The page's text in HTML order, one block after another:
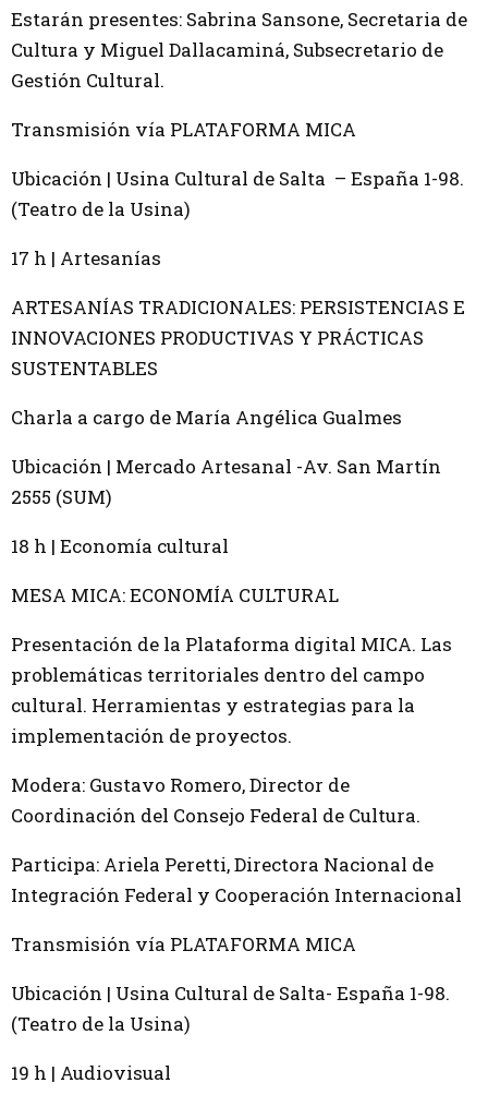
Estarán presentes: Sabrina Sansone, Secretaria de
Cultura y Miguel Dallacaminá, Subsecretario de
Gestión Cultural.
Transmisión vía PLATAFORMA MICA
Ubicación | Usina Cultural de Salta – España 1-98.
(Teatro de la Usina)
17 h | Artesanías
ARTESANÍAS TRADICIONALES: PERSISTENCIAS E
INNOVACIONES PRODUCTIVAS Y PRÁCTICAS
SUSTENTABLES
Charla a cargo de María Angélica Gualmes
Ubicación | Mercado Artesanal -Av. San Martín
2555 (SUM)
18 h | Economía cultural
MESA MICA: ECONOMÍA CULTURAL
Presentación de la Plataforma digital MICA. Las
problemáticas territoriales dentro del campo
cultural. Herramientas y estrategias para la
implementación de proyectos.
Modera: Gustavo Romero, Director de
Coordinación del Consejo Federal de Cultura.
Participa: Ariela Peretti, Directora Nacional de
Integración Federal y Cooperación Internacional
Transmisión vía PLATAFORMA MICA
Ubicación | Usina Cultural de Salta- España 1-98.
(Teatro de la Usina)
19 h | Audiovisual